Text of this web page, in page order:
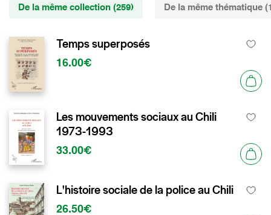
De la même collection (259) De la même thématique
Temps superposés
16.00€
Les mouvements sociaux au Chili
1973-1993
33.00€
L'histoire sociale de la police au Chili
26.50€